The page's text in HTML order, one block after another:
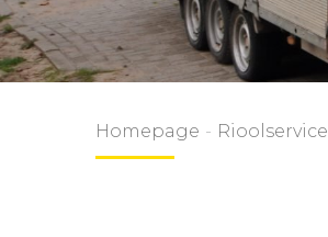
Homepage - Rioolservice